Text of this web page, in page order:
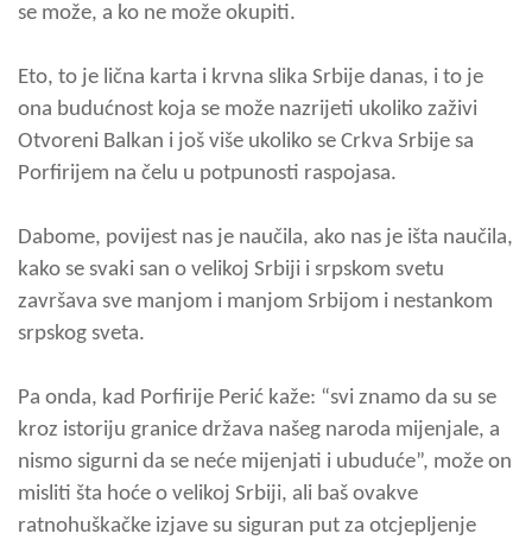
se može, a ko ne može okupiti.
Eto, to je lična karta i krvna slika Srbije danas, i to je
ona budućnost koja se može nazrijeti ukoliko zaživi
Otvoreni Balkan i još više ukoliko se Crkva Srbije sa
Porfirijem na čelu u potpunosti raspojasa.
Dabome, povijest nas je naučila, ako nas je išta naučila,
kako se svaki san o velikoj Srbiji i srpskom svetu
završava sve manjom i manjom Srbijom i nestankom
srpskog sveta.
Pa onda, kad Porfirije Perić kaže: “svi znamo da su se
kroz istoriju granice država našeg naroda mijenjale, a
nismo sigurni da se neće mijenjati i ubuduće”, može on
misliti šta hoće o velikoj Srbiji, ali baš ovakve
ratnohuškačke izjave su siguran put za otcjepljenje